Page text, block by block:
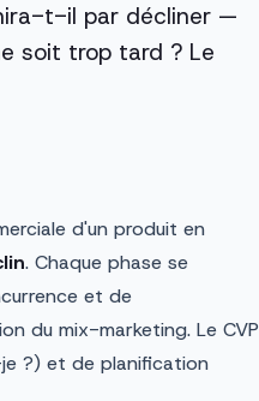
t-il par décliner —
soit trop tard ? Le
d'un produit en
. Chaque phase se
et de
du mix-marketing. Le CVP
?) et de planification